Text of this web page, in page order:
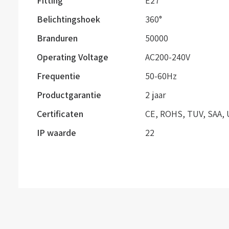
Belichtingshoek
360°
Branduren
50000
Operating Voltage
AC200-240V
Frequentie
50-60Hz
Productgarantie
2 jaar
Certificaten
CE, ROHS, TUV, SAA,
IP waarde
22